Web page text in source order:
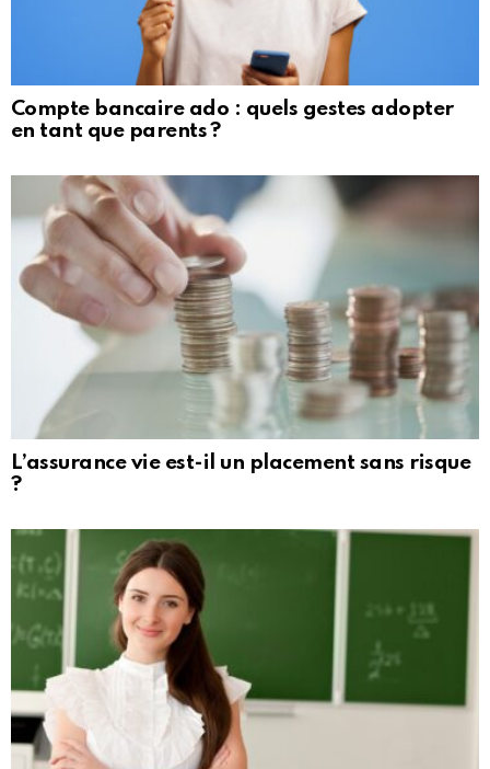
Compte bancaire ado : quels gestes adopter
en tant que parents ?
L’assurance vie est-il un placement sans risque
?